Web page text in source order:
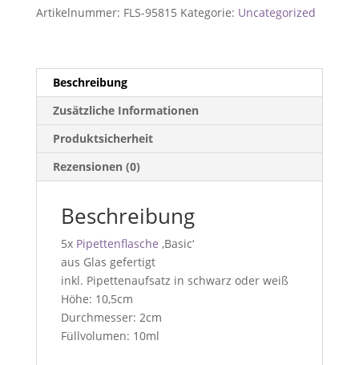
l
wählbar
Menge
Artikelnummer: FLS-95815 Kategorie: Uncategorized
Beschreibung
Zusätzliche Informationen
Produktsicherheit
Rezensionen (0)
Beschreibung
5x Pipettenflasche ‚Basic‘
aus Glas gefertigt
inkl. Pipettenaufsatz in schwarz oder weiß
Höhe: 10,5cm
Durchmesser: 2cm
Füllvolumen: 10ml